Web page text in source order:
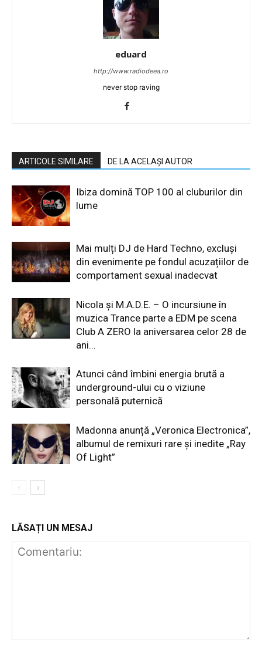
eduard
http://www.radiodeea.ro
never stop raving
ARTICOLE SIMILARE DE LA ACELAȘI AUTOR
Ibiza domină TOP 100 al cluburilor din
lume
Mai mulți DJ de Hard Techno, excluși
din evenimente pe fondul acuzațiilor de
comportament sexual inadecvat
Nicola și M.A.D.E. – O incursiune în
muzica Trance parte a EDM pe scena
Club A ZERO la aniversarea celor 28 de
ani...
Atunci când îmbini energia brută a
underground-ului cu o viziune
personală puternică
Madonna anunță „Veronica Electronica”,
albumul de remixuri rare și inedite „Ray
Of Light”
LĂSAȚI UN MESAJ